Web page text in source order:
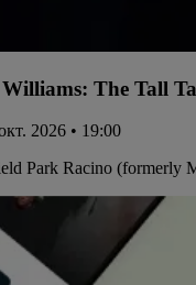
The Tall
2026 • 19:00
Park Racino (formerly